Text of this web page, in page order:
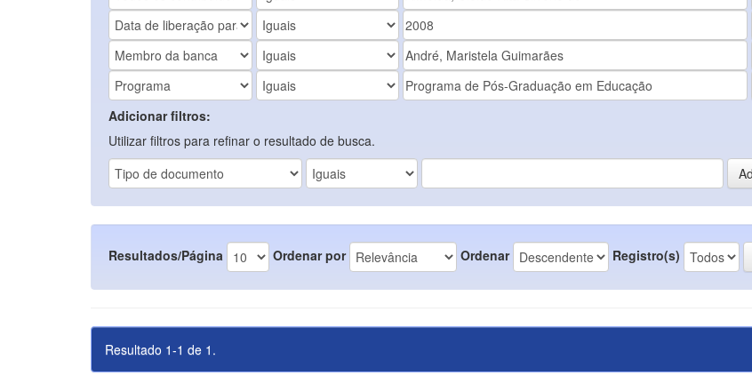
Adicionar filtros:
Utilizar filtros para refinar o resultado de busca.
Resultados/Página Ordenar por Ordenar Registro(s)
Resultado 1-1 de 1.